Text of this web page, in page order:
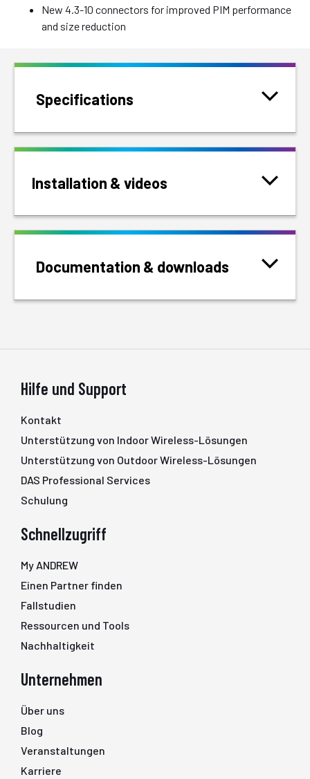
New 4.3-10 connectors for improved PIM performance
and size reduction
Specifications
Installation & videos
Documentation & downloads
Hilfe und Support
Kontakt
Unterstützung von Indoor Wireless-Lösungen
Unterstützung von Outdoor Wireless-Lösungen
DAS Professional Services
Schulung
Schnellzugriff
My ANDREW
Einen Partner finden
Fallstudien
Ressourcen und Tools
Nachhaltigkeit
Unternehmen
Über uns
Blog
Veranstaltungen
Karriere